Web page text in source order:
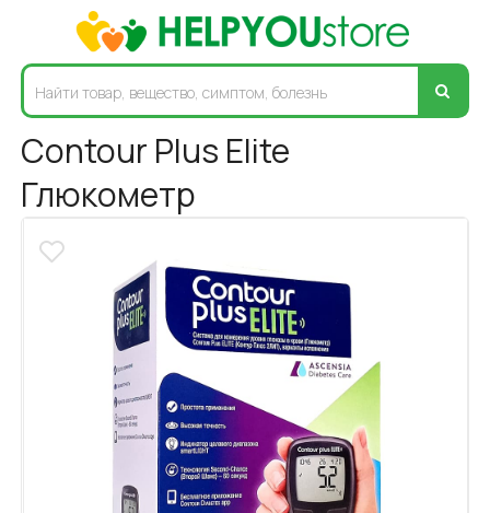
Contour Plus Elite
Глюкометр